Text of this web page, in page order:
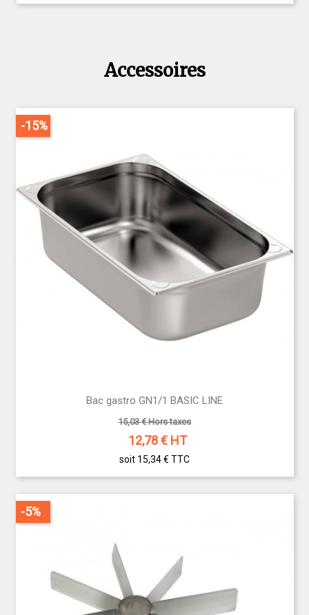
Accessoires
Bac gastro GN1/1 BASIC LINE
15,03 € Hors taxes
12,78€ HT
soit 15,34 € TTC
-15%
-5%